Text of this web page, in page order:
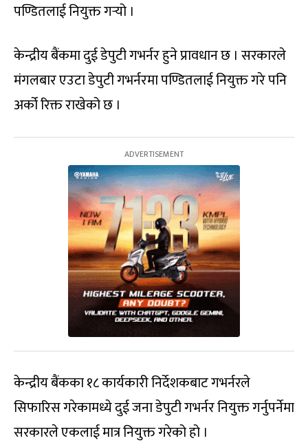
पण्डितलाई नियुक्त गर्‍यो ।
केन्द्रीय बैंकमा दुई डेपुटी गभर्नर हुने प्रावधान छ । सरकारले
मंगलबार एउटा डेपुटी गभर्नरमा पण्डितलाई नियुक्त गरे पनि
अर्को रिक्त राखेको छ ।
केन्द्रीय बैंकका १८ कार्यकारी निर्देशकबाट गभर्नरले
सिफारिस गरेकामध्ये दुई जना डेपुटी गभर्नर नियुक्त गर्नुपर्नेमा
सरकारले एकलाई मात्र नियुक्त गरेको हो ।